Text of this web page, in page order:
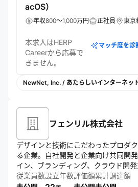
acOS）
年収800～1,000万円 正社員 東京
本求人はHERP
Careerから応募で
きません。
マッチ度を診
フェンリル株式会社
デザインと技術にこだわったプロダ
る企業。自社開発と企業向け共同開
イン、ブランディング、クラウド開
リティ、ファイナンス、メディア、製
従業員数設立年数評価額累計調達額